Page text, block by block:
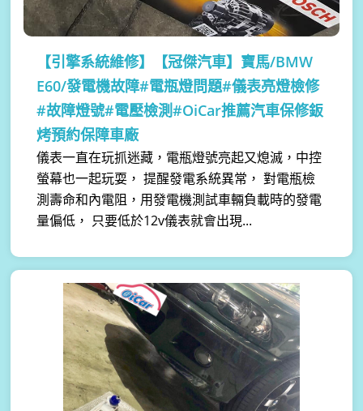
【引擎系統維修】
【冠傑汽車】寶馬/BMW
E60/發電機故障#電瓶燈問題#儀表亮燈檢修
#故障燈號#電壓檢測#OiCar推薦汽車保修鈑
烤預約保障車廠
儀表一直在玩抓迷藏，電瓶燈號亮起又熄滅，中控
螢幕也一起玩耍， 提醒發電系統異常， 對電瓶檢
測壽命和內電阻，用發電機測試車輛負載時的發電
量偏低， 只要低於12v儀表就會出現...